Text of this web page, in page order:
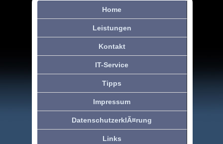
Home
Leistungen
Kontakt
IT-Service
Tipps
Impressum
DatenschutzerklÃ¤rung
Links